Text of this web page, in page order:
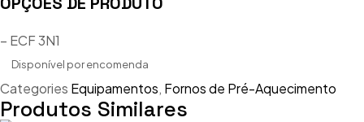
– ECF 3N1
Disponível por encomenda
Categories Equipamentos, Fornos de Pré-Aquecimento
Produtos Similares